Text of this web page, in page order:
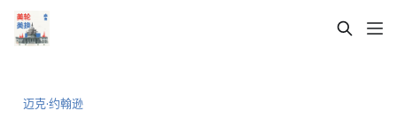
迈克·约翰逊